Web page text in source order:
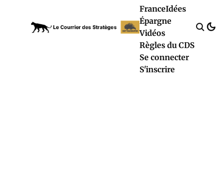
FranceIdées
Épargne
Vidéos
Règles du CDS
Se connecter
S'inscrire